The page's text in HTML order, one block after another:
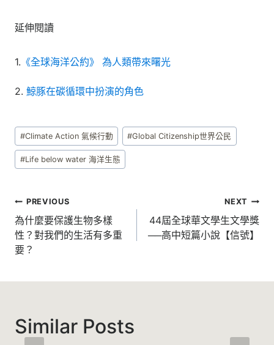
延伸閱讀
1. 《全球海洋公約》 為人類帶來曙光
2. 鯨豚在碳循環中扮演的角色
Post
Tags:
#Climate Action 氣候行動 #Global Citizenship世界公民
#Life below water 海洋生態
文
章
導
PREVIOUS
為什麼要保護生物多樣
性？對我們的生活有多重
要？
NEXT
44屆全球華文學生文學獎
──高中短篇小說【信號】
Similar Posts